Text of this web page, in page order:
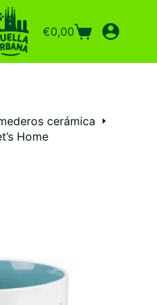
Carro
compra
€0,00
cerámica
Home